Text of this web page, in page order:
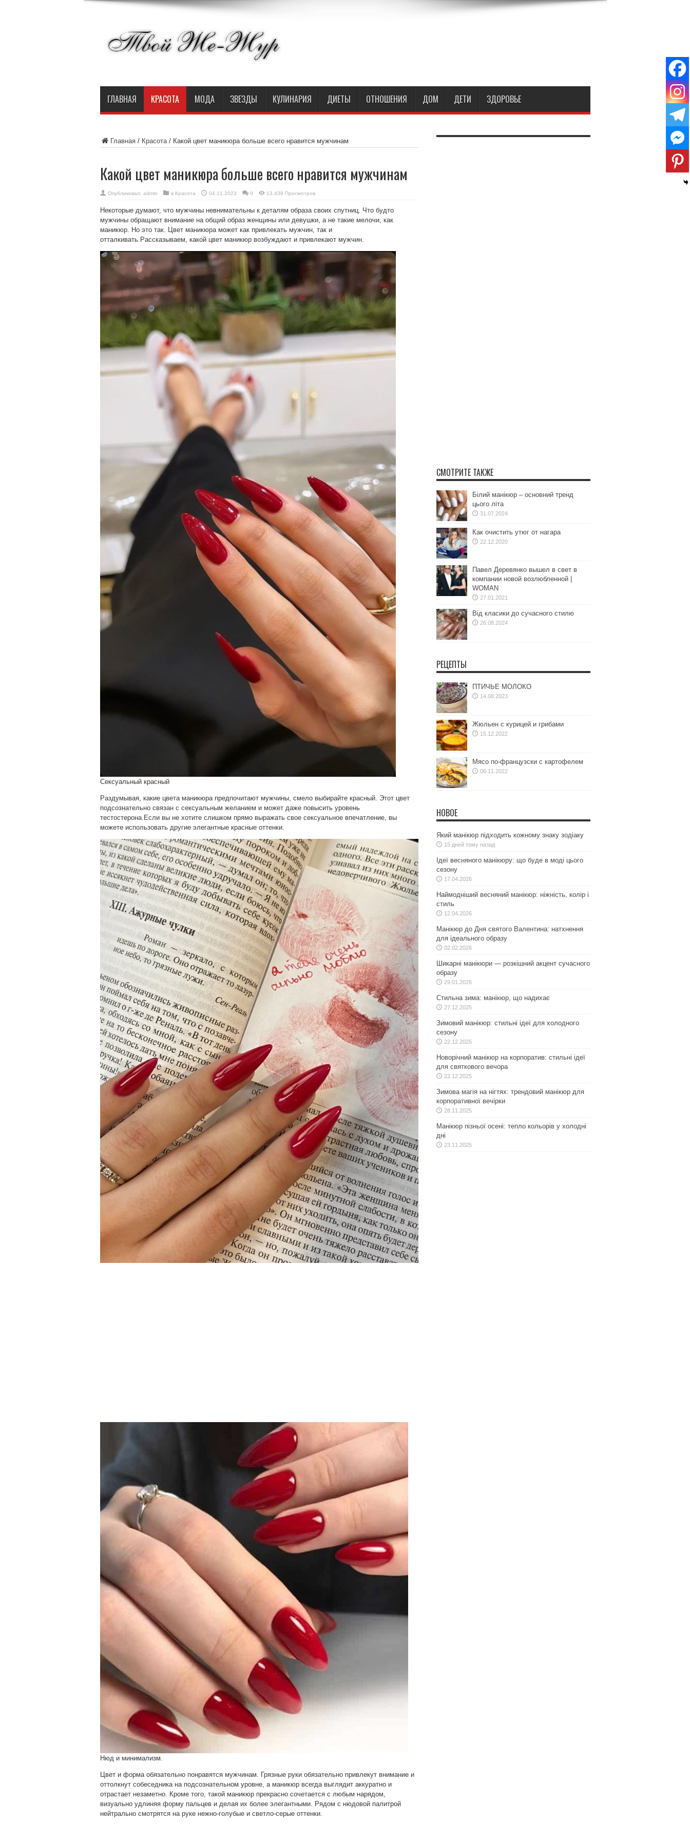
ГЛАВНАЯ КРАСОТА МОДА ЗВЕЗДЫ КУЛИНАРИЯ ДИЕТЫ ОТНОШЕНИЯ ДОМ ДЕТИ ЗДОРОВЬЕ
Главная/ Красота/ Какой цвет маникюра больше всего нравится мужчинам
Какой цвет маникюра больше всего нравится мужчинам
Опубликовал: admin в Красота 04.11.2023 0 13,439 Просмотров
Некоторые думают, что мужчины невнимательны к деталям образа своих спутниц. Что будто
мужчины обращают внимание на общий образ женщины или девушки, а не такие мелочи, как
маникюр. Но это так. Цвет маникюра может как привлекать мужчин, так и
отталкивать.Рассказываем, какой цвет маникюр возбуждают и привлекают мужчин.
Сексуальный красный
Раздумывая, какие цвета маникюра предпочитают мужчины, смело выбирайте красный. Этот цвет
подсознательно связан с сексуальным желанием и может даже повысить уровень
тестостерона.Если вы не хотите слишком прямо выражать свое сексуальное впечатление, вы
можете использовать другие элегантные красные оттенки.
Нюд и минимализм.
Цвет и форма обязательно понравятся мужчинам. Грязные руки обязательно привлекут внимание и
оттолкнут собеседника на подсознательном уровне, а маникюр всегда выглядит аккуратно и
отрастает незаметно. Кроме того, такой маникюр прекрасно сочетается с любым нарядом,
визуально удлиняя форму пальцев и делая их более элегантными. Рядом с нюдовой палитрой
нейтрально смотрятся на руке нежно-голубые и светло-серые оттенки.
СМОТРИТЕ ТАКЖЕ
Білий манікюр – основний тренд
цього літа
31.07.2024
Как очистить утюг от нагара
22.12.2020
Павел Деревянко вышел в свет в
компании новой возлюбленной |
WOMAN
27.01.2021
Від класики до сучасного стилю
26.08.2024
РЕЦЕПТЫ
ПТИЧЬЕ МОЛОКО
14.08.2023
Жюльен с курицей и грибами
15.12.2022
Мясо по-французски с картофелем
06.11.2022
НОВОЕ
Який манікюр підходить кожному знаку зодіаку
15 дней тому назад
Ідеї весняного манікюру: що буде в моді цього
сезону
17.04.2026
Наймодніший весняний манікюр: ніжність, колір і
стиль
12.04.2026
Манікюр до Дня святого Валентина: натхнення
для ідеального образу
02.02.2026
Шикарні манікюри — розкішний акцент сучасного
образу
29.01.2026
Стильна зима: манікюр, що надихає
27.12.2025
Зимовий манікюр: стильні ідеї для холодного
сезону
22.12.2025
Новорічний манікюр на корпоратив: стильні ідеї
для святкового вечора
22.12.2025
Зимова магія на нігтях: трендовий манікюр для
корпоративної вечірки
28.11.2025
Манікюр пізньої осені: тепло кольорів у холодні
дні
23.11.2025